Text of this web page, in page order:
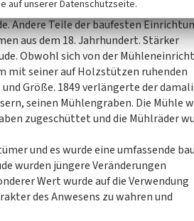
der Müller. Aus der Bauzeit stammen
Andere Teile der baufesten
aus dem 18. Jahrhundert. Stärker
Obwohl sich von der
mit seiner auf Holzstützen ruhenden
Größe. 1849 verlängerte der
seinen Mühlengraben. Die Mühle
zugeschüttet und die Mühlräder
und es wurde eine umfassende
wurden jüngere Veränderungen
Wert wurde auf die Verwendung
des Anwesens zu wahren und
auf unserer Datenschutzseite.